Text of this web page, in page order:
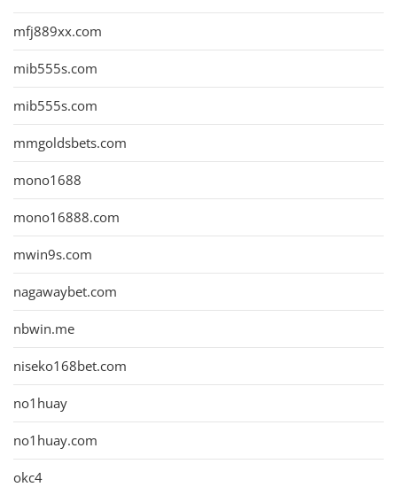
mfj889xx.com
mib555s.com
mib555s.com
mmgoldsbets.com
mono1688
mono16888.com
mwin9s.com
nagawaybet.com
nbwin.me
niseko168bet.com
no1huay
no1huay.com
okc4